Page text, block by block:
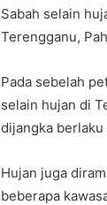
Sabah selain
Terengganu,
Pada sebelah
selain hujan di
dijangka berlaku
Hujan juga
beberapa